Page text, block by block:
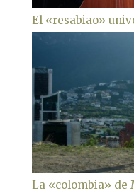
El «resabiao»
La «colombia» de